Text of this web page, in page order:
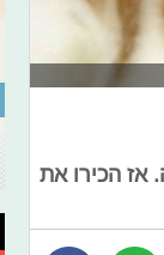
אז הכירו את